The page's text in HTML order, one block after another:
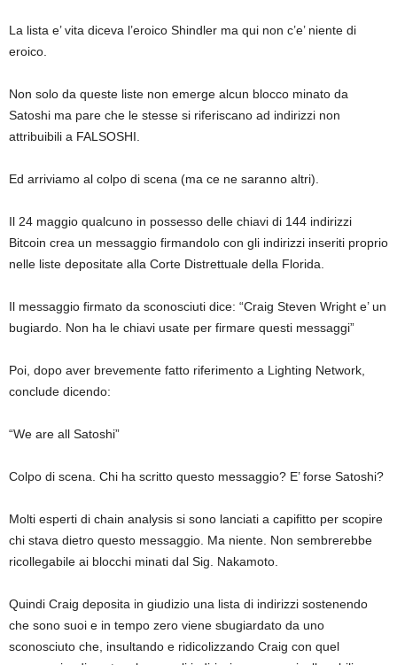
La lista e’ vita diceva l’eroico Shindler ma qui non c’e’ niente di
eroico.
Non solo da queste liste non emerge alcun blocco minato da
Satoshi ma pare che le stesse si riferiscano ad indirizzi non
attribuibili a FALSOSHI.
Ed arriviamo al colpo di scena (ma ce ne saranno altri).
Il 24 maggio qualcuno in possesso delle chiavi di 144 indirizzi
Bitcoin crea un messaggio firmandolo con gli indirizzi inseriti proprio
nelle liste depositate alla Corte Distrettuale della Florida.
Il messaggio firmato da sconosciuti dice: “Craig Steven Wright e’ un
bugiardo. Non ha le chiavi usate per firmare questi messaggi”
Poi, dopo aver brevemente fatto riferimento a Lighting Network,
conclude dicendo:
“We are all Satoshi”
Colpo di scena. Chi ha scritto questo messaggio? E’ forse Satoshi?
Molti esperti di chain analysis si sono lanciati a capifitto per scopire
chi stava dietro questo messaggio. Ma niente. Non sembrerebbe
ricollegabile ai blocchi minati dal Sig. Nakamoto.
Quindi Craig deposita in giudizio una lista di indirizzi sostenendo
che sono suoi e in tempo zero viene sbugiardato da uno
sconosciuto che, insultando e ridicolizzando Craig con quel